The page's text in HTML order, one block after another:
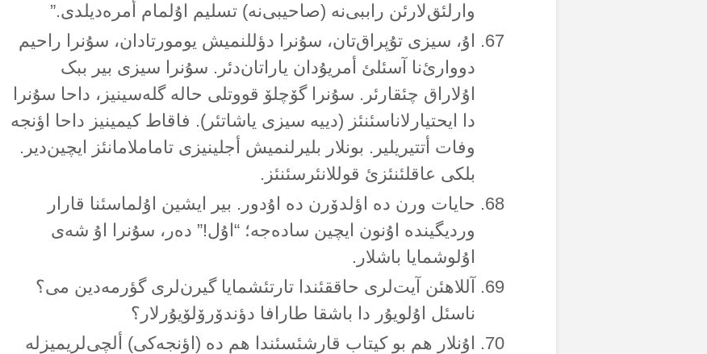
وارلئق‌لارئن راببی‌نە (صاحیبی‌نە) تسلیم اۇلمام أمرەدیلدی.”
اۇ، سیزی تۇپراق‌تان، سۇنرا دؤللنمیش یومورتادان، سۇنرا راحیم
دووارئ‌نا آسئلئ أمریۇدان یاراتان‌دئر. سۇنرا سیزی بیر ببک
اۇلاراق چئقارئر. سۇنرا گۆچلۆ قووتلی حالە گلەسینیز، داحا سۇنرا
دا ایحتیارلاناسئنئز (دییە سیزی یاشاتئر). فاقاط کیمینیز داحا اؤنجە
وفات أتتیریلیر. بونلار بلیرلنمیش أجلینیزی تاماملامانئز ایچین‌دیر.
بلکی عاقلئنئزئ قوللانئرسئنئز.
حایات ورن دە اؤلدۆرن دە اۇدور. بیر ایشین اۇلماسئنا قارار
وردیگیندە اۇنون ایچین سادەجە؛ “اۇل!” دەر، سۇنرا اۇ شەی
اۇلوشمایا باشلار.
آللاهئن آیت‌لری حاققئندا تارتئشمایا گیرن‌لری گؤرمەدین می؟
ناسئل اۇلویۇر دا باشقا طارافا دؤندۆرۆلۆیۇرلار؟
اۇنلار هم بو کیتاب قارشئسئندا هم دە (اؤنجەکی) ألچی‌لریمیزلە